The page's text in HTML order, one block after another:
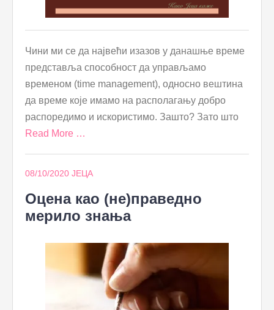
Чини ми се да највећи изазов у данашње време
представља способност да управљамо
временом (time management), односно вештина
да време које имамо на располагању добро
распоредимо и искористимо. Зашто? Зато што
Read More …
08/10/2020 ЈЕЦА
Оцена као (не)праведно
мерило знања